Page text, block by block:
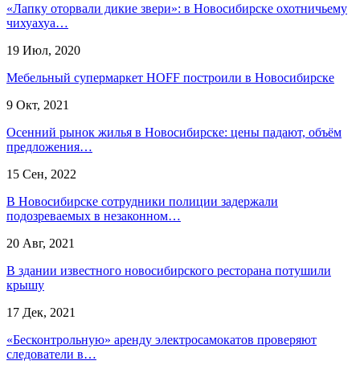
«Лапку оторвали дикие звери»: в Новосибирске охотничьему
чихуахуа…
19 Июл, 2020
Мебельный супермаркет HOFF построили в Новосибирске
9 Окт, 2021
Осенний рынок жилья в Новосибирске: цены падают, объём
предложения…
15 Сен, 2022
В Новосибирске сотрудники полиции задержали
подозреваемых в незаконном…
20 Авг, 2021
В здании известного новосибирского ресторана потушили
крышу
17 Дек, 2021
«Бесконтрольную» аренду электросамокатов проверяют
следователи в…